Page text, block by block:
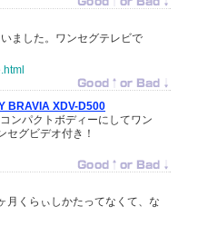
ました。ワンセグテレビで
BRAVIA XDV-D500
ンパクトボディーにしてワン
セグビデオ付き！
月くらぃしかたってなくて、な